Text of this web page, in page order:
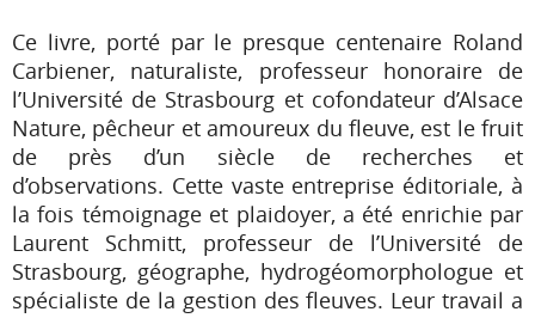
Ce livre, porté par le presque centenaire Roland
Carbiener, naturaliste, professeur honoraire de
l’Université de Strasbourg et cofondateur d’Alsace
Nature, pêcheur et amoureux du fleuve, est le fruit
de près d’un siècle de recherches et
d’observations. Cette vaste entreprise éditoriale, à
la fois témoignage et plaidoyer, a été enrichie par
Laurent Schmitt, professeur de l’Université de
Strasbourg, géographe, hydrogéomorphologue et
spécialiste de la gestion des fleuves. Leur travail a